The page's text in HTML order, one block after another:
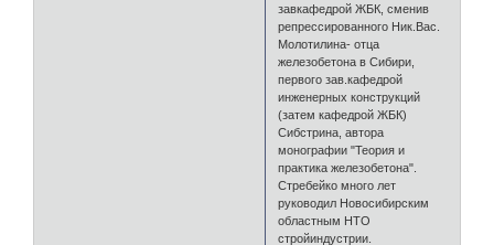
завкафедрой ЖБК, сменив
репрессированного Ник.Вас.
Молотилина- отца
железобетона в Сибири,
первого зав.кафедрой
инженерных конструкций
(затем кафедрой ЖБК)
Сибстрина, автора
монографии "Теория и
практика железобетона".
Стребейко много лет
руководил Новосибирским
областным НТО
стройиндустрии.